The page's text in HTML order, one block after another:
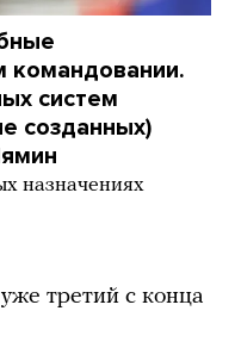
командовании.
систем
созданных)
назначениях
третий с конца